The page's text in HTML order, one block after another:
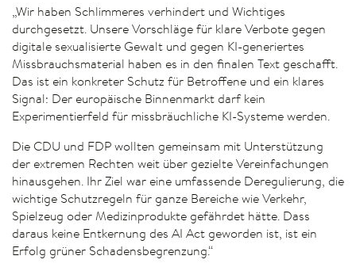
„Wir haben Schlimmeres verhindert und Wichtiges
durchgesetzt. Unsere Vorschläge für klare Verbote gegen
digitale sexualisierte Gewalt und gegen KI-generiertes
Missbrauchsmaterial haben es in den finalen Text geschafft.
Das ist ein konkreter Schutz für Betroffene und ein klares
Signal: Der europäische Binnenmarkt darf kein
Experimentierfeld für missbräuchliche KI-Systeme werden.
Die CDU und FDP wollten gemeinsam mit Unterstützung
der extremen Rechten weit über gezielte Vereinfachungen
hinausgehen. Ihr Ziel war eine umfassende Deregulierung, die
wichtige Schutzregeln für ganze Bereiche wie Verkehr,
Spielzeug oder Medizinprodukte gefährdet hätte. Dass
daraus keine Entkernung des AI Act geworden ist, ist ein
Erfolg grüner Schadensbegrenzung.“